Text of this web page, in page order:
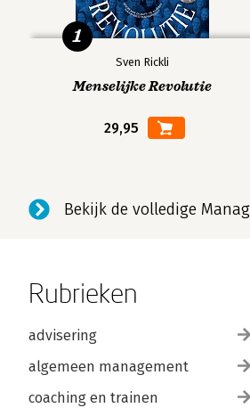
Sven Rickli
Menselijke Revolutie
29,95
1
Bekijk de volledige
Rubrieken
advisering
algemeen management
coaching en trainen